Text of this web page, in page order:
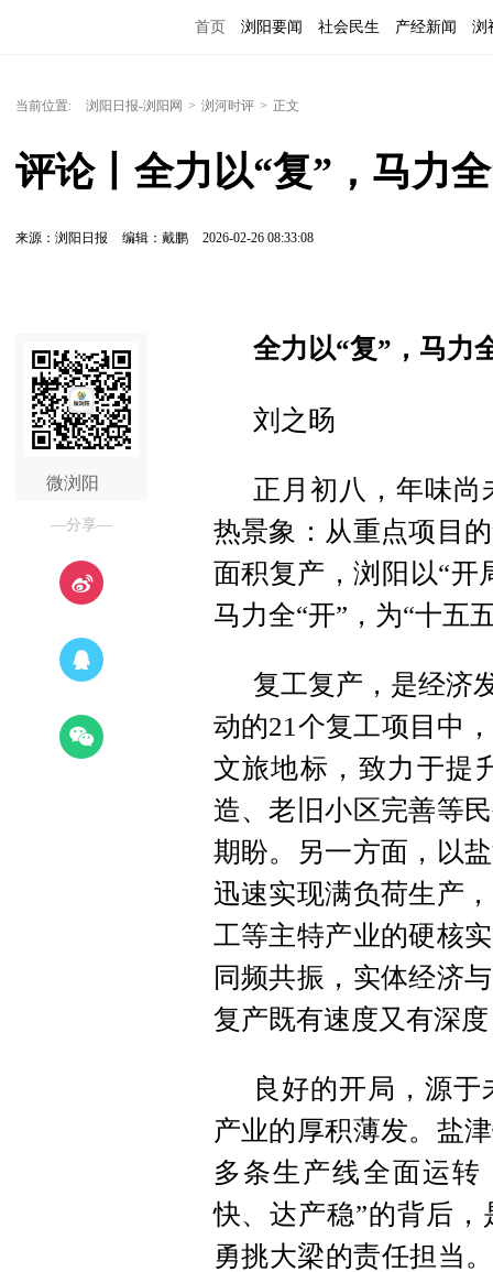
首页 浏阳要闻 社会民生 产经新闻 浏
当前位置: 浏阳日报-浏阳网 > 浏河时评 > 正文
评论丨全力以“复”，马力
来源：浏阳日报 编辑：戴鹏 2026-02-26 08:33:08
微浏阳
—分享—
全力以“复”，马力
刘之旸
正月初八，年味
热景象：从重点项目
面积复产，浏阳以“开
马力全“开”，为“十五
复工复产，是经济
动的21个复工项目中
文旅地标，致力于提
造、老旧小区完善等
期盼。另一方面，以
迅速实现满负荷生产
工等主特产业的硬核
同频共振，实体经济
复产既有速度又有深
良好的开局，源
产业的厚积薄发。盐
多条生产线全面运
快、达产稳”的背后
勇挑大梁的责任担当